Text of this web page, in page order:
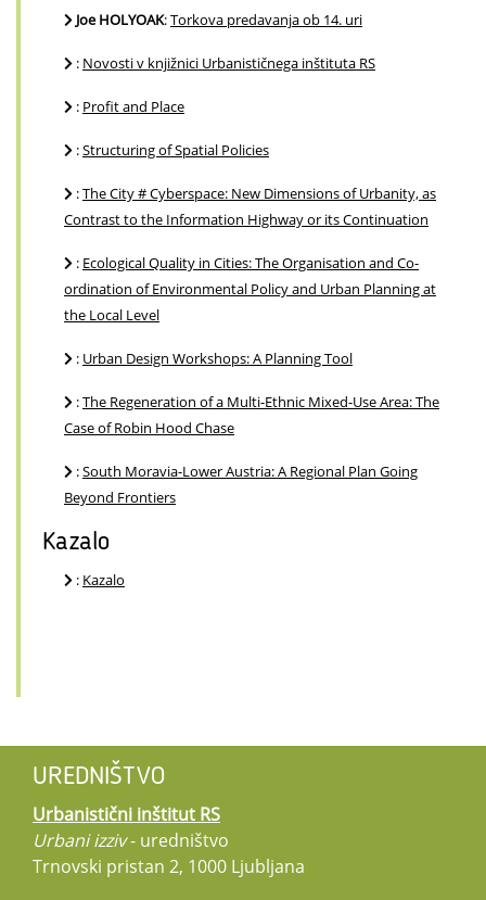
Joe HOLYOAK:Torkova predavanja ob 14. uri
: Novosti v knjižnici Urbanističnega inštituta RS
: Profit and Place
:Structuring of Spatial Policies
:The City # Cyberspace: New Dimensions of Urbanity, as
Contrast to the Information Highway or its Continuation
: Ecological Quality in Cities: The Organisation and Co-
ordination of Environmental Policy and Urban Planning at
the Local Level
: Urban Design Workshops: A Planning Tool
:The Regeneration of a Multi-Ethnic Mixed-Use Area: The
Case of Robin Hood Chase
:South Moravia-Lower Austria: A Regional Plan Going
Beyond Frontiers
Kazalo
: Kazalo
UREDNIŠTVO
Urbanistični inštitut RS
Urbani izziv- uredništvo
Trnovski pristan 2, 1000 Ljubljana